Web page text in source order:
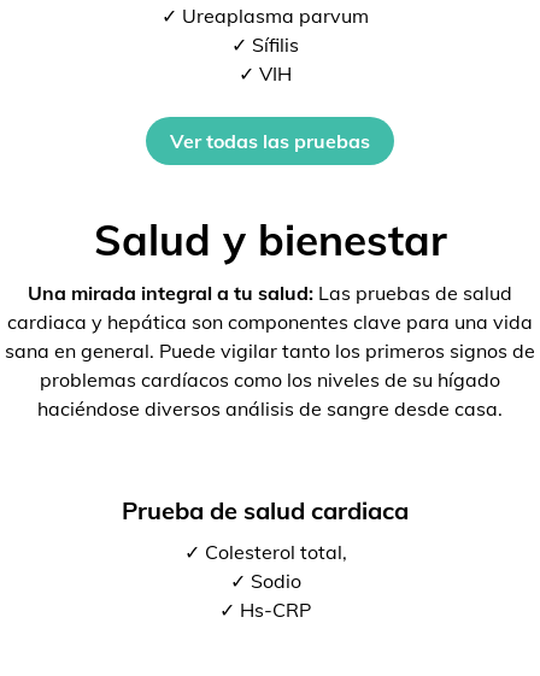
✓ Ureaplasma parvum
✓ Sífilis
✓ VIH
Ver todas las pruebas
Salud y bienestar
Una mirada integral a tu salud: Las pruebas de salud
cardiaca y hepática son componentes clave para una vida
sana en general. Puede vigilar tanto los primeros signos de
problemas cardíacos como los niveles de su hígado
haciéndose diversos análisis de sangre desde casa.
Prueba de salud cardiaca
✓ Colesterol total,
✓ Sodio
✓ Hs-CRP